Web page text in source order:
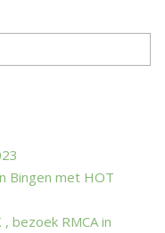
Bingen met HOT
bezoek RMCA in